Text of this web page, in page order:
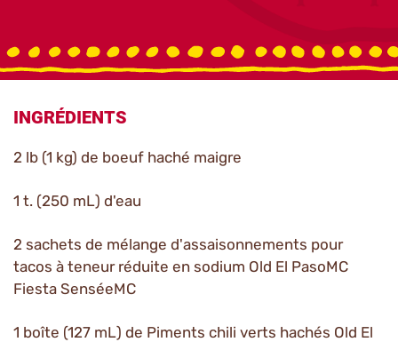
INGRÉDIENTS
2 lb (1 kg) de boeuf haché maigre
1 t. (250 mL) d'eau
2 sachets de mélange d'assaisonnements pour
tacos à teneur réduite en sodium Old El PasoMC
Fiesta SenséeMC
1 boîte (127 mL) de Piments chili verts hachés Old El